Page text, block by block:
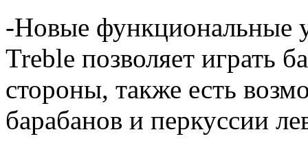
-Новые функциональные
Treble позволяет играть
стороны, также есть
барабанов и перкуссии